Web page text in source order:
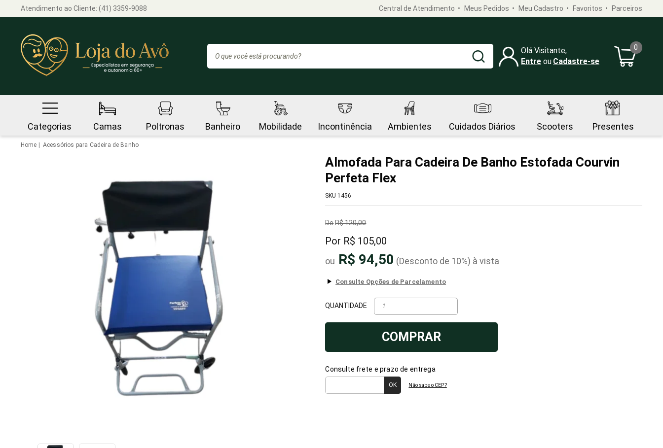
Atendimento ao Cliente: (41) 3359-9088 Central de Atendimento Meus Pedidos Meu Cadastro Favoritos Parceiros
0
Olá Visitante,
Entre
Cadastre-se
Categorias Camas Poltronas Banheiro Mobilidade Incontinência Ambientes Cuidados Diários Scooters Presentes
Home Acessórios para Cadeira de Banho
Almofada Para Cadeira De Banho Estofada Courvin
Perfeta Flex
SKU 1456
R$ 120,00
R$ 105,00
R$ 94,50 (Desconto de 10%)
QUANTIDADE
COMPRAR
Consulte frete e prazo de entrega
Não sabe o CEP?